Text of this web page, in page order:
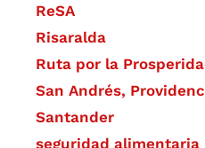
ReSA
Risaralda
Ruta por la
San Andrés,
Santander
seguridad alimentaria